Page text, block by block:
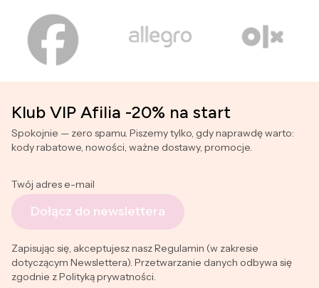
Klub VIP Afilia -20% na start
Spokojnie — zero spamu. Piszemy tylko, gdy naprawdę warto:
kody rabatowe, nowości, ważne dostawy, promocje.
Twój adres e-mail
Dołącz do newslettera
Zapisując się, akceptujesz nasz Regulamin (w zakresie
dotyczącym Newslettera). Przetwarzanie danych odbywa się
zgodnie z Polityką prywatności.